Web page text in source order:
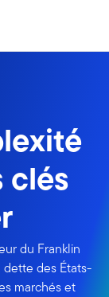
clés
du Franklin
dette des États-
marchés et